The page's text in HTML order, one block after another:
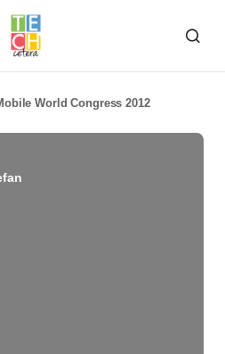
World Congress 2012